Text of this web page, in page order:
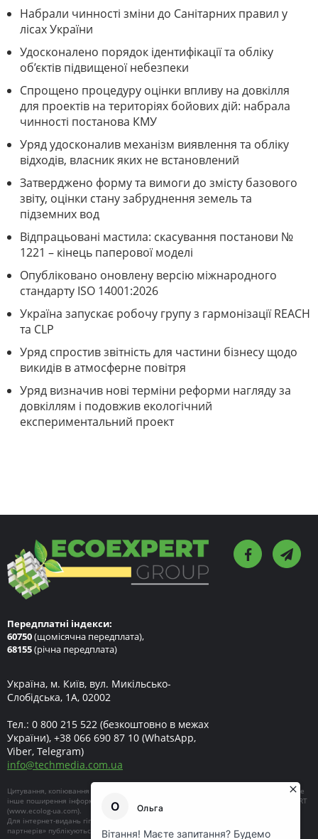
Набрали чинності зміни до Санітарних правил у
лісах України
Удосконалено порядок ідентифікації та обліку
об’єктів підвищеної небезпеки
Спрощено процедуру оцінки впливу на довкілля
для проектів на територіях бойових дій: набрала
чинності постанова КМУ
Уряд удосконалив механізм виявлення та обліку
відходів, власник яких не встановлений
Затверджено форму та вимоги до змісту базового
звіту, оцінки стану забруднення земель та
підземних вод
Відпрацьовані мастила: скасування постанови №
1221 – кінець паперової моделі
Опубліковано оновлену версію міжнародного
стандарту ISO 14001:2026
Україна запускає робочу групу з гармонізації REACH
та CLP
Уряд спростив звітність для частини бізнесу щодо
викидів в атмосферне повітря
Уряд визначив нові терміни реформи нагляду за
довкіллям і подовжив екологічний
експериментальний проект
Передплатні індекси:
60750(щомісячна передплата),
68155(річна передплата)
Україна, м. Київ, вул. Микільсько-
Слобідська, 1А, 02002
Тел.: 0 800 215 522 (безкоштовно в межах
України), +38 066 690 87 10 (WhatsApp,
Viber, Telegram)
info@techmedia.com.ua
Цитування, копіювання окремих частин текстів чи зображень, передрук чи будь-яке
інше поширення інформації ECOEXPERT можливе за умови посилання на ECOEXPERT
(www.ecolog-ua.com).
Для інтернет-видань гіперпосилання є обов'язковим. Матеріали в блоці «Новини
партнерів» публікуються на правах реклами, відповідальність за їхній зміст несе